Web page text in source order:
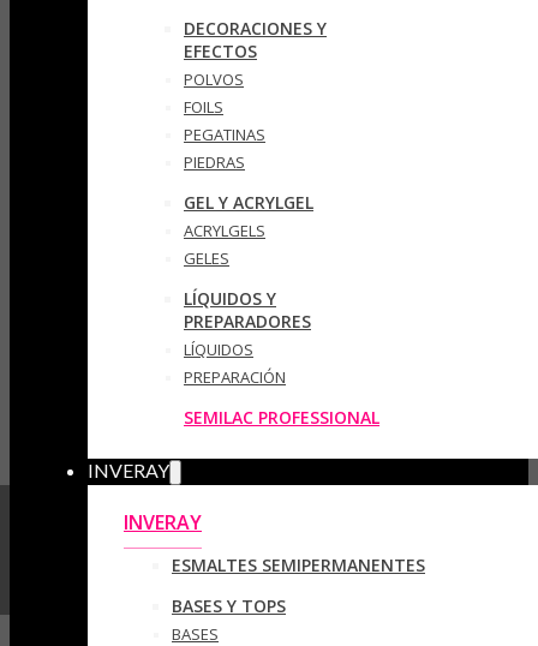
DECORACIONES Y
EFECTOS
POLVOS
FOILS
PEGATINAS
PIEDRAS
GEL Y ACRYLGEL
ACRYLGELS
GELES
LÍQUIDOS Y
PREPARADORES
LÍQUIDOS
PREPARACIÓN
SEMILAC PROFESSIONAL
INVERAY
INVERAY
ESMALTES SEMIPERMANENTES
BASES Y TOPS
BASES